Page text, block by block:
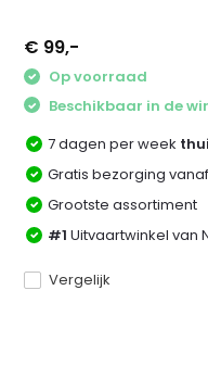
€ 99,-
Op voorraad
Beschikbaar in de
7 dagen per week
Gratis bezorging
Grootste assortiment
#1 Uitvaartwinkel van
Vergelijk